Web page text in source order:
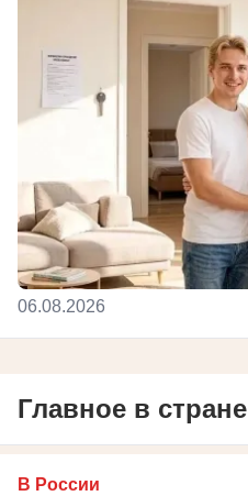
06.08.2026
Главное в стране
В России